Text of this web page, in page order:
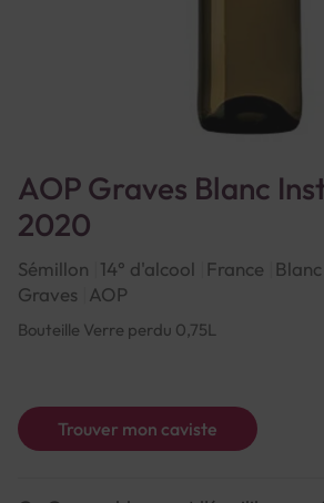
AOP Graves Blanc
2020
Sémillon 14° d'alcool France Blanc
Graves AOP
Bouteille Verre perdu 0,75L
Trouver mon caviste